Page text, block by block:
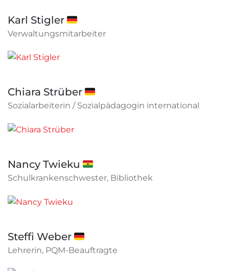
Karl Stigler 🇩🇪
Verwaltungsmitarbeiter
Chiara Strüber 🇩🇪
Sozialarbeiterin / Sozialpädagogin international
Nancy Twieku 🇬🇭
Schulkrankenschwester, Bibliothek
Steffi Weber 🇩🇪
Lehrerin, PQM-Beauftragte